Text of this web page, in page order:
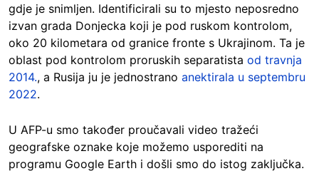
gdje je snimljen. Identificirali su to mjesto neposredno
izvan grada Donjecka koji je pod ruskom kontrolom,
oko 20 kilometara od granice fronte s Ukrajinom. Ta je
oblast pod kontrolom proruskih separatista od travnja
2014., a Rusija ju je jednostrano anektirala u septembru
2022.
U AFP-u smo također proučavali video tražeći
geografske oznake koje možemo usporediti na
programu Google Earth i došli smo do istog zaključka.